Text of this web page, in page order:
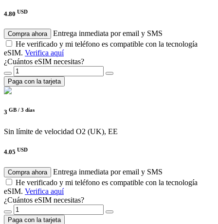
4.80 USD
Compra ahora
Entrega inmediata por email y SMS
He verificado y mi teléfono es compatible con la tecnología
eSIM. Verifica aquí
¿Cuántos eSIM necesitas?
Paga con la tarjeta
3 GB / 3 días
Sin límite de velocidad O2 (UK), EE
4.05 USD
Compra ahora
Entrega inmediata por email y SMS
He verificado y mi teléfono es compatible con la tecnología
eSIM. Verifica aquí
¿Cuántos eSIM necesitas?
Paga con la tarjeta